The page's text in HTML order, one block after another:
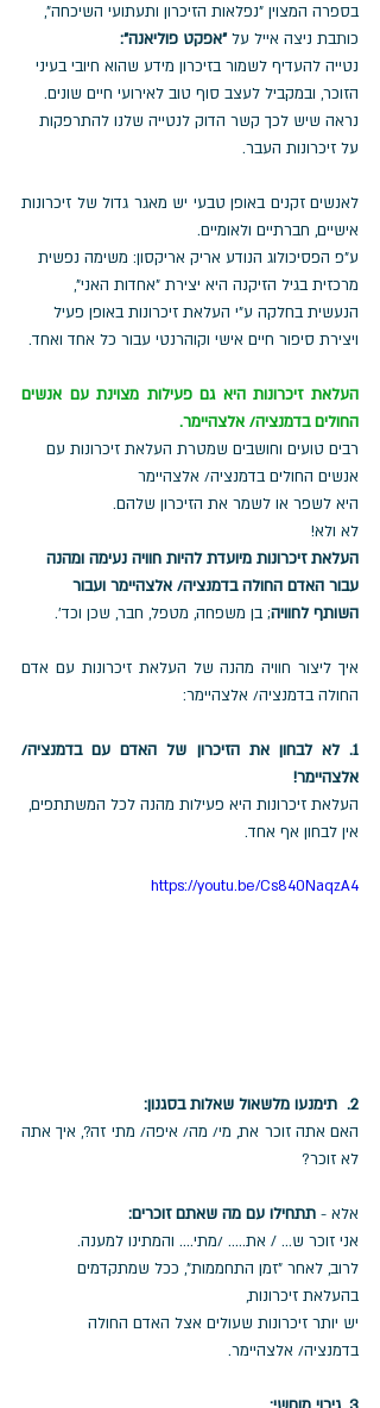
בספרה המצוין "נפלאות הזיכרון ותעתועי השיכחה",
כותבת ניצה אייל על "אפקט פוליאנה":
נטייה להעדיף לשמור בזיכרון מידע שהוא חיובי בעיני
הזוכר, ובמקביל לעצב סוף טוב לאירועי חיים שונים.
נראה שיש לכך קשר הדוק לנטייה שלנו להתרפקות
על זיכרונות העבר.
אישיים, חברתיים ולאומיים.
ע"פ הפסיכולוג הנודע אריק אריקסון: משימה נפשית
מרכזית בגיל הזיקנה היא יצירת "אחדות האני",
הנעשית בחלקה ע"י העלאת זיכרונות באופן פעיל
ויצירת סיפור חיים אישי וקוהרנטי עבור כל אחד ואחד.
החולים בדמנציה/ אלצהיימר.
רבים טועים וחושבים שמטרת העלאת זיכרונות עם
אנשים החולים בדמנציה/ אלצהיימר
היא לשפר או לשמר את הזיכרון שלהם.
לא ולא!
העלאת זיכרונות מיועדת להיות חוויה נעימה ומהנה
עבור האדם החולה בדמנציה/ אלצהיימר ועבור
השותף לחוויה; בן משפחה, מטפל, חבר, שכן וכד'.
החולה בדמנציה/ אלצהיימר:
אלצהיימר!
העלאת זיכרונות היא פעילות מהנה לכל המשתתפים,
אין לבחון אף אחד.
https://youtu.be/Cs840NaqzA4
2.
תימנעו מלשאול שאלות בסגנון:
לא זוכר?
אלא - תתחילו עם מה שאתם זוכרים:
אני זוכר ש... / את..... /מתי.... והמתינו למענה.
לרוב, לאחר "זמן התחממות", ככל שמתקדמים
בהעלאת זיכרונות,
יש יותר זיכרונות שעולים אצל האדם החולה
בדמנציה/ אלצהיימר.